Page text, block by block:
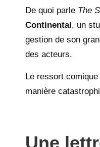
De quoi parle The
Continental , un
gestion de son
des acteurs.
Le ressort
manière
Une